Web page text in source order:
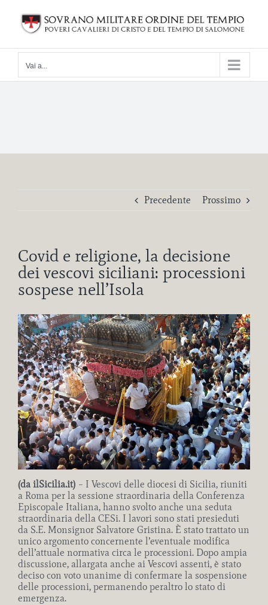
contenuto
Vai a...
Precedente Prossimo
Covid e religione, la decisione
dei vescovi siciliani: processioni
sospese nell’Isola
Ingrandisci
immagine
(da ilSicilia.it) – I Vescovi delle diocesi di Sicilia, riuniti
a Roma per la sessione straordinaria della Conferenza
Episcopale Italiana, hanno svolto anche una seduta
straordinaria della CESi. I lavori sono stati presieduti
da S.E. Monsignor Salvatore Gristina. È stato trattato un
unico argomento concernente l’eventuale modifica
dell’attuale normativa circa le processioni. Dopo ampia
discussione, allargata anche ai Vescovi assenti, è stato
deciso con voto unanime di confermare la sospensione
delle processioni, permanendo peraltro lo stato di
emergenza.